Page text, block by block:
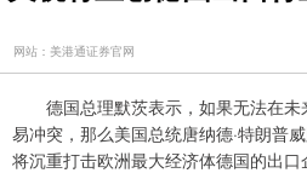
网站：美港通证券官网
德国总理默茨表示，如果无法在未
易冲突，那么美国总统唐纳德·特朗普
将沉重打击欧洲最大经济体德国的出口